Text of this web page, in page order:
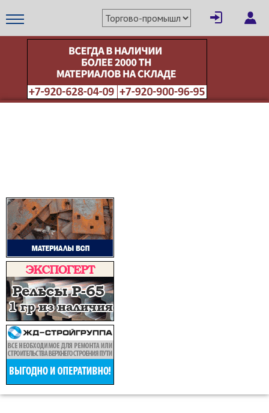
× Написать поставщику
Отмена